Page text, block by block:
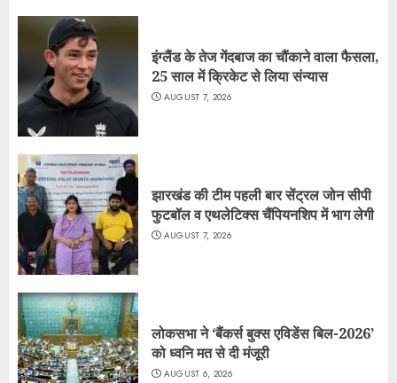
इंग्लैंड के तेज गेंदबाज का चौंकाने वाला फैसला,
25 साल में क्रिकेट से लिया संन्यास
AUGUST 7, 2026
झारखंड की टीम पहली बार सेंट्रल जोन सीपी
फुटबॉल व एथलेटिक्स चैंपियनशिप में भाग लेगी
AUGUST 7, 2026
लोकसभा ने ‘बैंकर्स बुक्स एविडेंस बिल-2026’
को ध्वनि मत से दी मंजूरी
AUGUST 6, 2026